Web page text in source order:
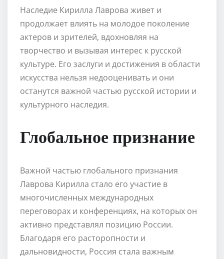
Наследие Кирилла Лаврова живет и
продолжает влиять на молодое поколение
актеров и зрителей, вдохновляя на
творчество и вызывая интерес к русской
культуре. Его заслуги и достижения в области
искусства нельзя недооценивать и они
останутся важной частью русской истории и
культурного наследия.
Глобальное признание
Важной частью глобального признания
Лаврова Кирилла стало его участие в
многочисленных международных
переговорах и конференциях, на которых он
активно представлял позицию России.
Благодаря его расторопности и
дальновидности, Россия стала важным